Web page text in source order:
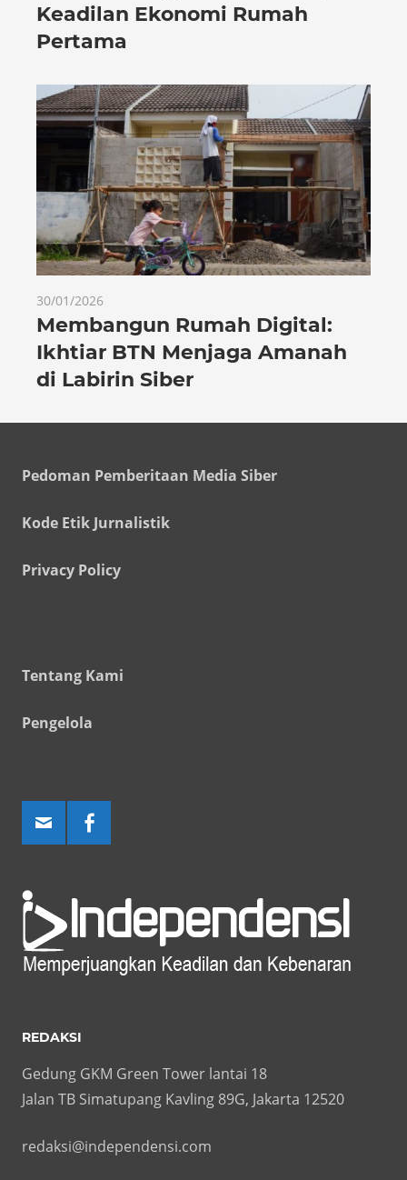
Keadilan Ekonomi Rumah
Pertama
30/01/2026
Membangun Rumah Digital:
Ikhtiar BTN Menjaga Amanah
di Labirin Siber
Pedoman Pemberitaan Media Siber
Kode Etik Jurnalistik
Privacy Policy
Tentang Kami
Pengelola
REDAKSI
Gedung GKM Green Tower lantai 18
Jalan TB Simatupang Kavling 89G, Jakarta 12520
redaksi@independensi.com